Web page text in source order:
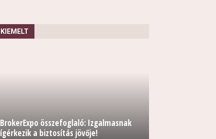
KIEMELT
BrokerExpo összefoglaló: Izgalmasnak
ígérkezik a biztosítás jövője!